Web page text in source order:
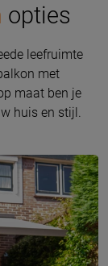
opties
leefruimte
met
maat ben je
huis en stijl.